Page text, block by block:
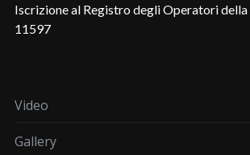
Iscrizione al Registro degli Operatori della
11597
Video
Gallery